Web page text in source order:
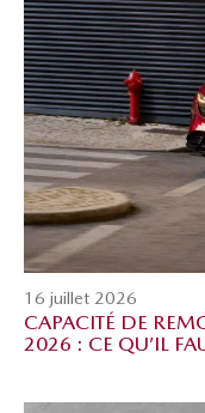
16 juillet 2026
CAPACITÉ DE
2026 : CE QU’IL